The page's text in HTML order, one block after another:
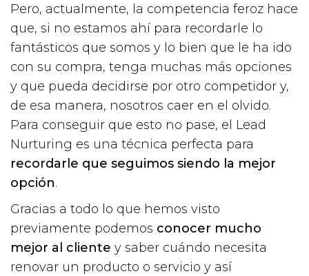
Pero, actualmente, la competencia feroz hace
que, si no estamos ahí para recordarle lo
fantásticos que somos y lo bien que le ha ido
con su compra, tenga muchas más opciones
y que pueda decidirse por otro competidor y,
de esa manera, nosotros caer en el olvido.
Para conseguir que esto no pase, el Lead
Nurturing es una técnica perfecta para
recordarle que seguimos siendo la mejor
opción.
Gracias a todo lo que hemos visto
previamente podemos conocer mucho
mejor al cliente y saber cuándo necesita
renovar un producto o servicio y así